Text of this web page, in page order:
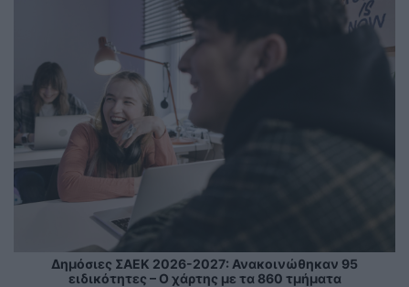
Δημόσιες ΣΑΕΚ 2026-2027: Ανακοινώθηκαν 95
ειδικότητες – Ο χάρτης με τα 860 τμήματα